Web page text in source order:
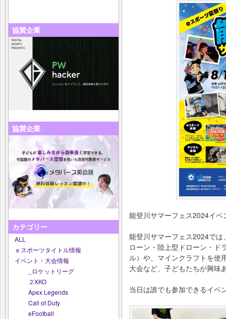
協賛企業
協賛企業
カテゴリー
ALL
ｅスポーツタイトル情報
イベント・大会情報
_ロケットリーグ
２XKO
Apex Legends
Call of Duty
eFootball
能登川サマーフェス2024イベ
能登川サマーフェス2024で
ローン・陸上型ドローン・ド
ル）や、マインクラフトを使
大会など、子どもたちが興味
当日は誰でも参加できるイベ